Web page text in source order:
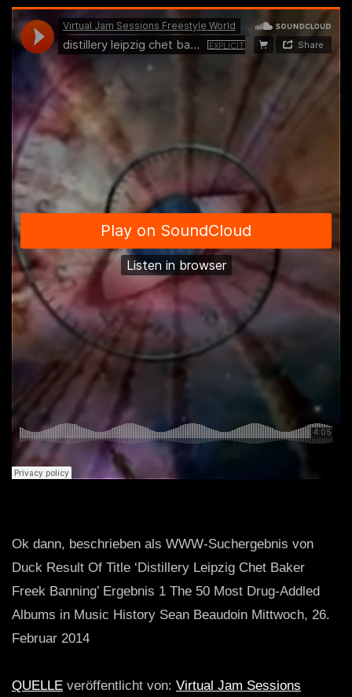
Ok dann, beschrieben als WWW-Suchergebnis von
Duck Result Of Title ‘Distillery Leipzig Chet Baker
Freek Banning’ Ergebnis 1 The 50 Most Drug-Addled
Albums in Music History Sean Beaudoin Mittwoch, 26.
Februar 2014
QUELLE veröffentlicht von: Virtual Jam Sessions